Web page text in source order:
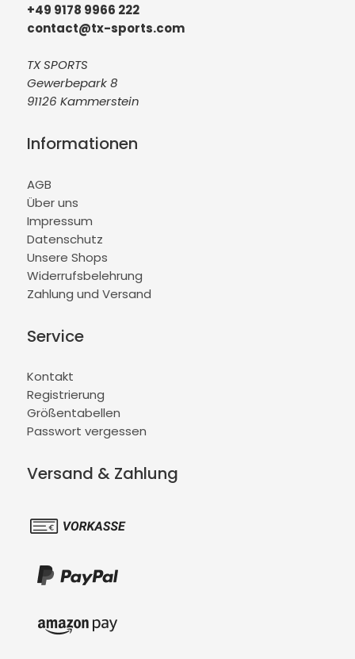
+49 9178 9966 222
contact@tx-sports.com
TX SPORTS
Gewerbepark 8
91126 Kammerstein
Informationen
AGB
Über uns
Impressum
Datenschutz
Unsere Shops
Widerrufsbelehrung
Zahlung und Versand
Service
Kontakt
Registrierung
Größentabellen
Passwort vergessen
Versand & Zahlung